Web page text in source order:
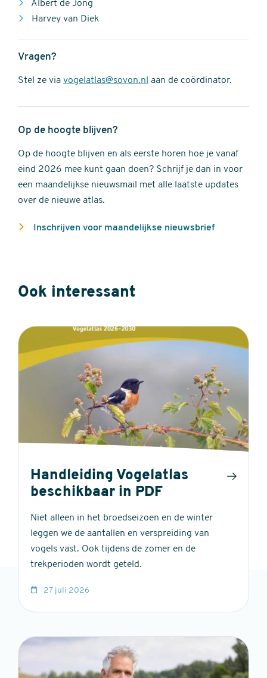
Albert de Jong
Harvey van Diek
Vragen?
Stel ze via vogelatlas@sovon.nl aan de coördinator.
Op de hoogte blijven?
Op de hoogte blijven en als eerste horen hoe je vanaf
eind 2026 mee kunt gaan doen? Schrijf je dan in voor
een maandelijkse nieuwsmail met alle laatste updates
over de nieuwe atlas.
Inschrijven voor maandelijkse nieuwsbrief
Ook interessant
Handleiding Vogelatlas
beschikbaar in PDF
Niet alleen in het broedseizoen en de winter
leggen we de aantallen en verspreiding van
vogels vast. Ook tijdens de zomer en de
trekperioden wordt geteld.
27 juli 2026